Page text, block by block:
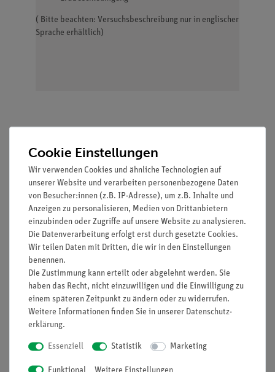
( Bitte beachten: Versuchsbeschreibung nur in englischer
Sprache erhältlich)
PHYWE Zeitmessgerät
4 - 4
13604-
99
1
Kompakt -
Gabellichtschranke
11207-
20
Schlitzgewicht, blank,
1 g
00
Schlitzgewicht,
silberbronziert, 10 g
02205-
03
4
Schlitzgewicht,
02206-
3
Cookie Einstellungen
Wir verwenden Cookies und ähnliche Technologien auf
unserer Website und verarbeiten personenbezogene Daten
von Besucher:innen (z.B. IP-Adresse), um z.B. Inhalte und
Anzeigen zu personalisieren, Medien von Drittanbietern
einzubinden oder Zugriffe auf unsere Website zu analysieren.
Die Datenverarbeitung erfolgt erst durch gesetzte Cookies.
Wir teilen Daten mit Dritten, die wir in den Einstellungen
benennen.
Die Zustimmung kann erteilt oder abgelehnt werden. Sie
haben das Recht, nicht einzuwilligen und die Einwilligung zu
einem späteren Zeitpunkt zu ändern oder zu widerrufen.
Weitere Informationen finden Sie in unserer Daten­schutz­
erklärung.
Essenziell Statistik Marketing
Funktional Weitere Einstellungen